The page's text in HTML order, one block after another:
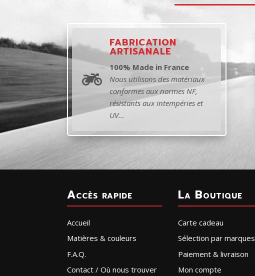

FABRICATION
ARTISANALE
100% Made in France
Nous utilisons des matériaux
conformes aux normes NF,
résistants aux intempéries et
UV...
Accès rapide
Accueil
Matières & couleurs
F.A.Q.
Contact / Où nous trouver
La Boutique
Carte cadeau
Sélection par marques
Paiement & livraison
Mon compte